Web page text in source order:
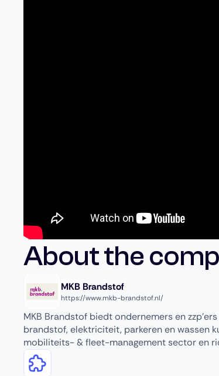
About the
MKB Brandstof
https://www.mkb-brandstof.nl/
MKB Brandstof biedt ondernemers en
brandstof, elektriciteit, parkeren en wassen
mobiliteits- & fleet-management sector en